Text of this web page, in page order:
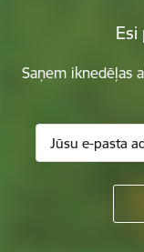
Saņem iknedēļas